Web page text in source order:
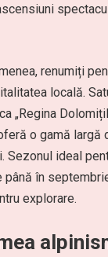
renumiți
locală.
„Regina
o gamă largă
Sezonul ideal
în
explorare.